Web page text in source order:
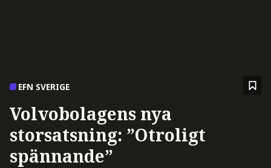
EFN SVERIGE
Volvobolagens nya
storsatsning: ”Otroligt
spännande”